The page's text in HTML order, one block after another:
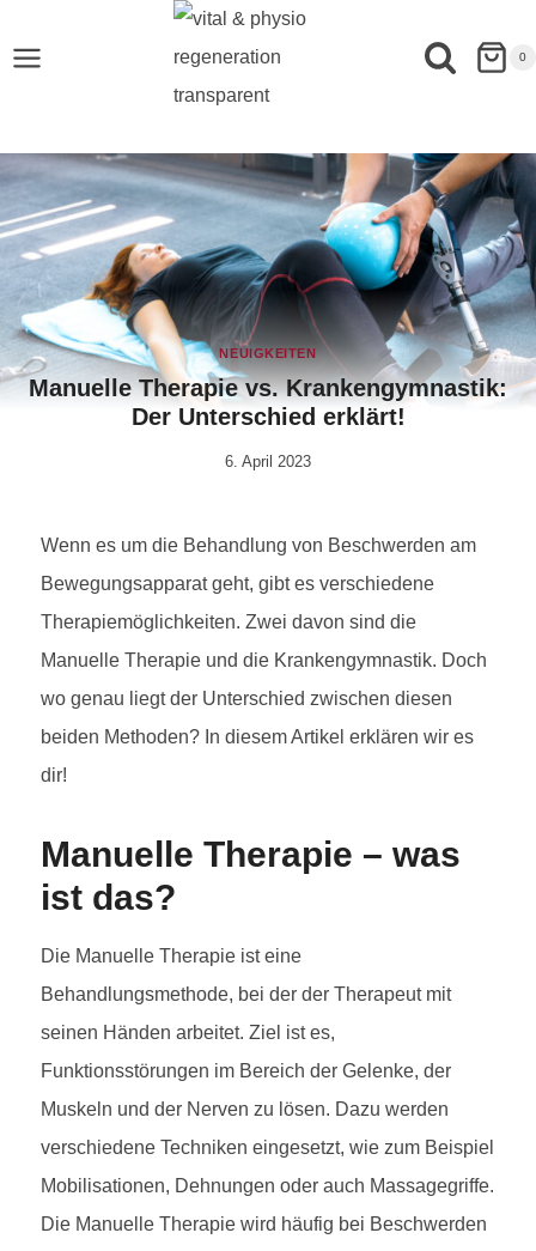
0
NEUIGKEITEN
Manuelle Therapie vs. Krankengymnastik:
Der Unterschied erklärt!
Von
6. April 2023
Wenn es um die Behandlung von Beschwerden am
Bewegungsapparat geht, gibt es verschiedene
Therapiemöglichkeiten. Zwei davon sind die
Manuelle Therapie und die Krankengymnastik. Doch
wo genau liegt der Unterschied zwischen diesen
beiden Methoden? In diesem Artikel erklären wir es
dir!
Manuelle Therapie – was
ist das?
Die Manuelle Therapie ist eine
Behandlungsmethode, bei der der Therapeut mit
seinen Händen arbeitet. Ziel ist es,
Funktionsstörungen im Bereich der Gelenke, der
Muskeln und der Nerven zu lösen. Dazu werden
verschiedene Techniken eingesetzt, wie zum Beispiel
Mobilisationen, Dehnungen oder auch Massagegriffe.
Die Manuelle Therapie wird häufig bei Beschwerden